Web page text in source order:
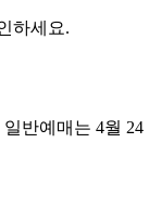
하세요.
반예매는 4월 24